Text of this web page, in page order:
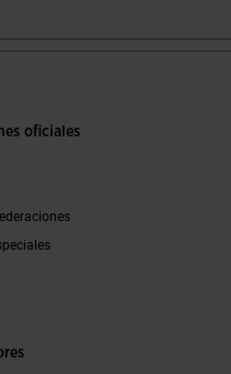
sobre 5 de valoración de clientes
oficiales